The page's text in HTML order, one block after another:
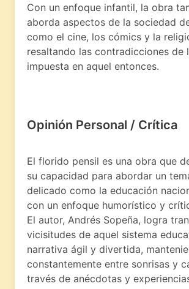
Con un enfoque infantil, la obra
aborda aspectos de la sociedad
como el cine, los cómics y la
resaltando las contradicciones de
impuesta en aquel entonces.
Opinión Personal / Crítica
El florido pensil es una obra que
su capacidad para abordar un
delicado como la educación
con un enfoque humorístico y
El autor, Andrés Sopeña, logra
vicisitudes de aquel sistema
narrativa ágil y divertida,
constantemente entre sonrisas y
través de anécdotas y